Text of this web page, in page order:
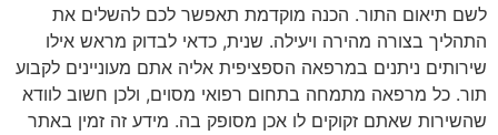
לשם תיאום התור. הכנה מוקדמת תאפשר לכם להשלים את
התהליך בצורה מהירה ויעילה. שנית, כדאי לבדוק מראש אילו
שירותים ניתנים במרפאה הספציפית אליה אתם מעוניינים לקבוע
תור. כל מרפאה מתמחה בתחום רפואי מסוים, ולכן חשוב לוודא
שהשירות שאתם זקוקים לו אכן מסופק בה. מידע זה זמין באתר